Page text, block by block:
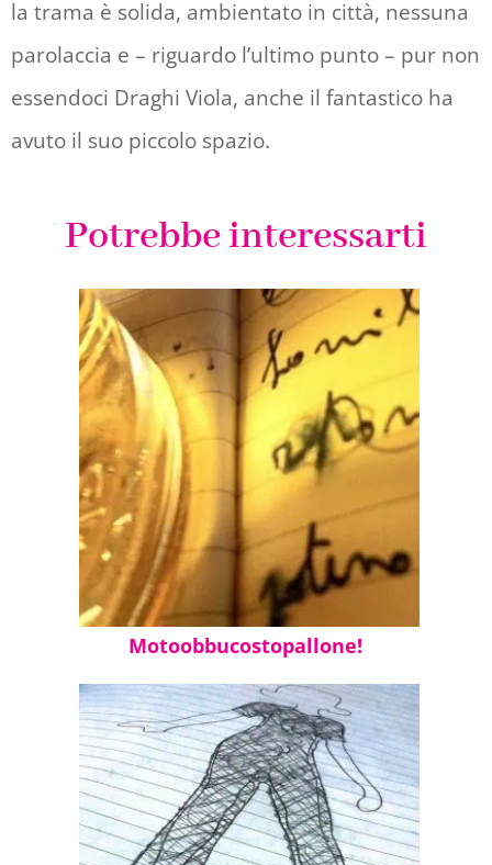
la trama è solida, ambientato in città, nessuna
parolaccia e – riguardo l’ultimo punto – pur non
essendoci Draghi Viola, anche il fantastico ha
avuto il suo piccolo spazio.
Potrebbe interessarti
Motoobbucostopallone!